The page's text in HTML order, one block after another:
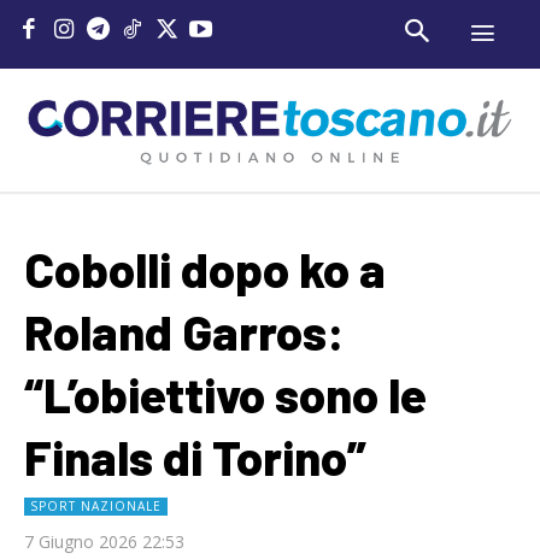
Cobolli dopo ko a
Roland Garros:
“L’obiettivo sono le
Finals di Torino”
SPORT NAZIONALE
7 Giugno 2026 22:53